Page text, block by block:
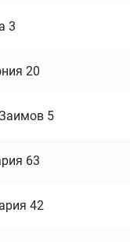
3
20
5
63
42